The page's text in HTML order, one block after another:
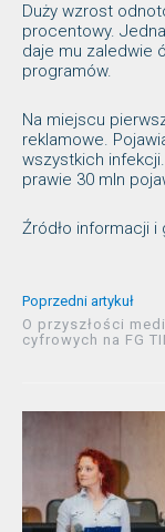
Duży wzrost
procentowy.
daje mu zaledwie
programów.
Na miejscu
reklamowe.
wszystkich
prawie 30 mln
Źródło informacji i
Poprzedni artykuł
O przyszłości
cyfrowych na FG